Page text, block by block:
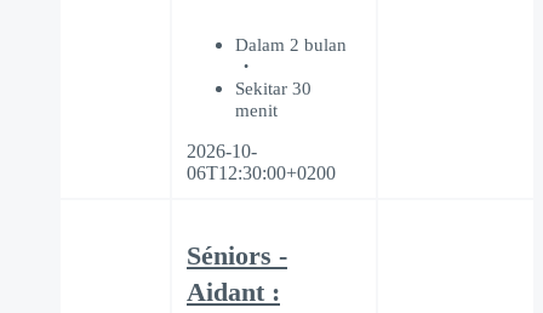
Dalam 2 bulan
Sekitar 30
menit
2026-10-
06T12:30:00+0200
Séniors -
Aidant :